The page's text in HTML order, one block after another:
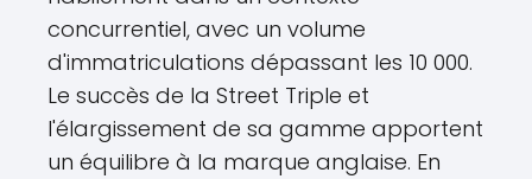
concurrentiel, avec un volume
d'immatriculations dépassant les 10 000.
Le succès de la Street Triple et
l'élargissement de sa gamme apportent
un équilibre à la marque anglaise. En